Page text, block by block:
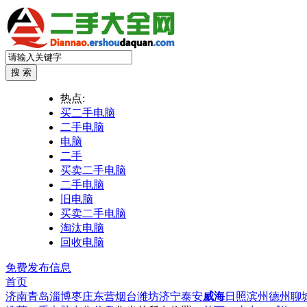
热点:
买二手电脑
二手电脑
电脑
二手
买卖二手电脑
二手电脑
旧电脑
买卖二手电脑
淘汰电脑
回收电脑
免费发布信息
首页
济南青岛淄博枣庄东营烟台潍坊济宁泰安威海日照滨州德州聊